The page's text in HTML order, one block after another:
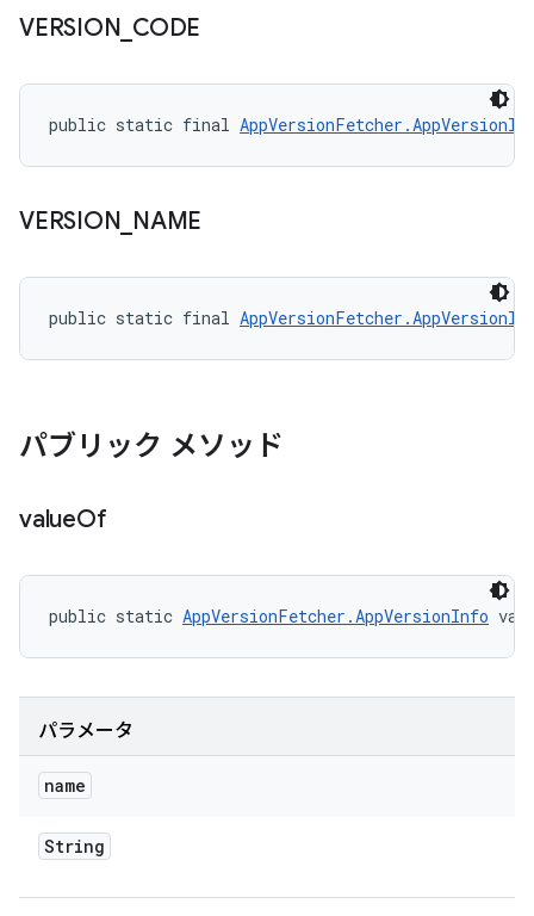
VERSION CODE
public static final
VERSION NAME
public static final
パブリック メソッド
valueOf
public static AppVersionFetcher.AppVersionInfo
パラメータ
name
String